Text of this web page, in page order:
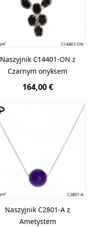
Naszyjnik C14401-ON z
Czarnym onyksem
164,00 €
Naszyjnik C2801-A z
Ametystem